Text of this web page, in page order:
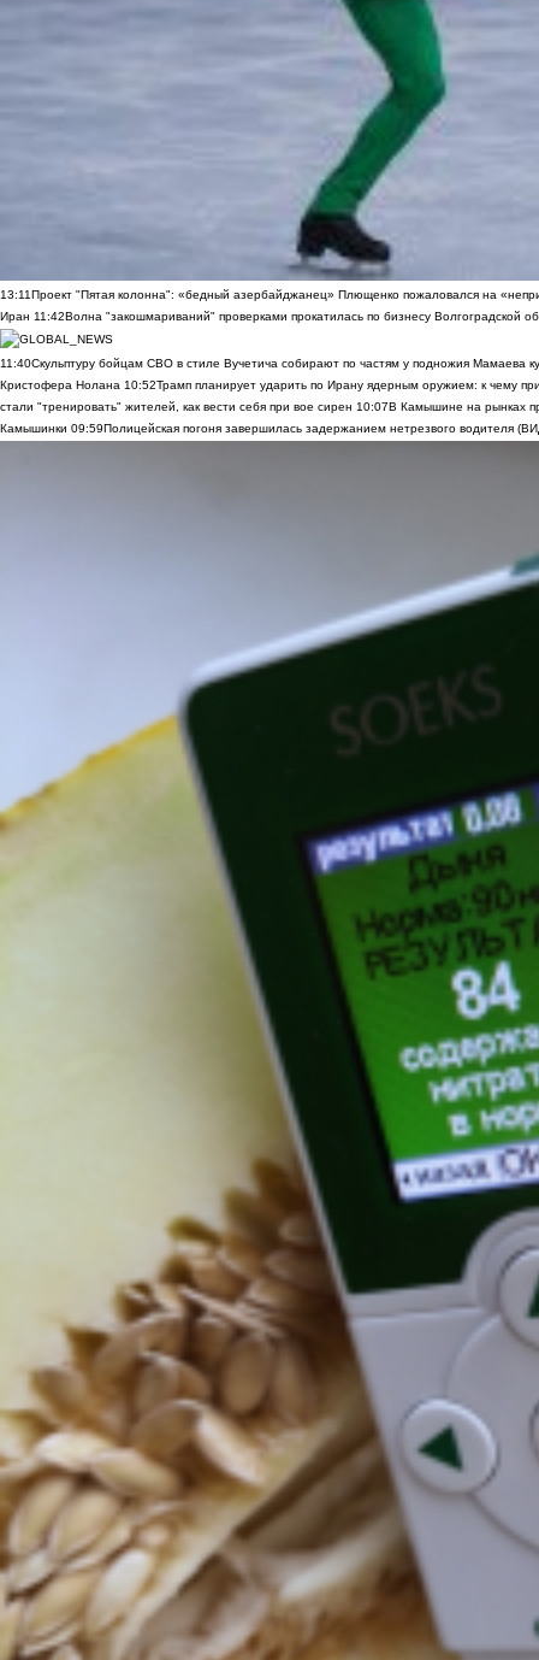
13:11Проект "Пятая колонна": «бедный азербайджанец» Плющенко пожаловался на
Иран 11:42Волна "закошмариваний" проверками прокатилась по бизнесу Волгоградской
11:40Скульптуру бойцам СВО в стиле Вучетича собирают по частям у подножия Мамаева
Кристофера Нолана 10:52Трамп планирует ударить по Ирану ядерным оружием: к чему
стали "тренировать" жителей, как вести себя при вое сирен 10:07В Камышине на рынках
Камышинки 09:59Полицейская погоня завершилась задержанием нетрезвого водителя